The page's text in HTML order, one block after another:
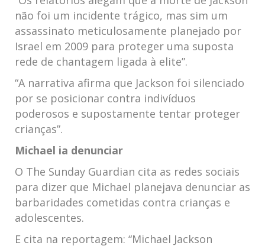
não foi um incidente trágico, mas sim um
assassinato meticulosamente planejado por
Israel em 2009 para proteger uma suposta
rede de chantagem ligada à elite”.
“A narrativa afirma que Jackson foi silenciado
por se posicionar contra indivíduos
poderosos e supostamente tentar proteger
crianças”.
Michael ia denunciar
O The Sunday Guardian cita as redes sociais
para dizer que Michael planejava denunciar as
barbaridades cometidas contra crianças e
adolescentes.
E cita na reportagem: “Michael Jackson